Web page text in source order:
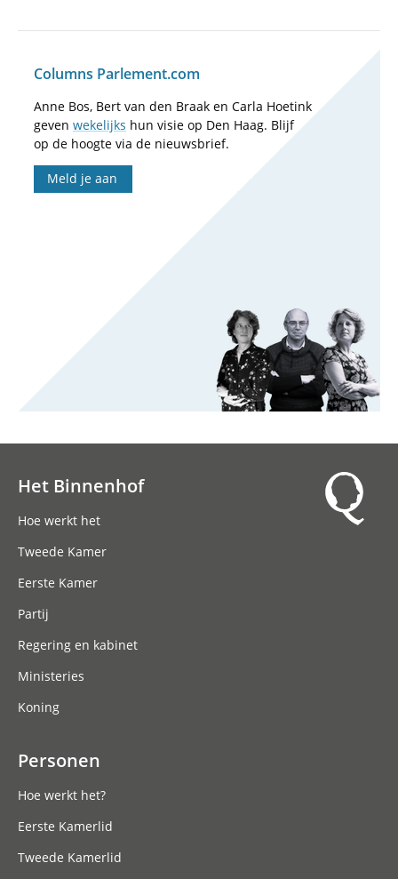
Columns Parlement.com
Anne Bos, Bert van den Braak en Carla Hoetink
geven wekelijks hun visie op Den Haag. Blijf
op de hoogte via de nieuwsbrief.
Meld je aan
Het Binnenhof
Hoe werkt het
Tweede Kamer
Eerste Kamer
Partij
Regering en kabinet
Ministeries
Koning
Personen
Hoe werkt het?
Eerste Kamerlid
Tweede Kamerlid